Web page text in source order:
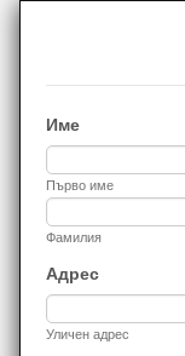
Име
Първо име
Фамилия
Адрес
Уличен адрес